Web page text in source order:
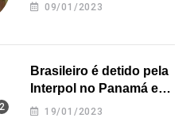
09/01/2023
Brasileiro é detido pela
Interpol no Panamá e
pode pegar prisão
19/01/2023